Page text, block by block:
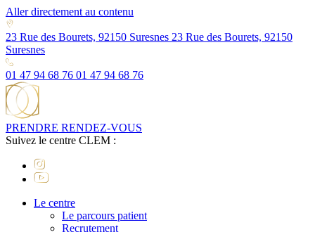
Aller directement au contenu
23 Rue des Bourets, 92150 Suresnes 23 Rue des Bourets, 92150
Suresnes
01 47 94 68 76 01 47 94 68 76
PRENDRE RENDEZ-VOUS
Suivez le centre CLEM :
Le centre
Le parcours patient
Recrutement